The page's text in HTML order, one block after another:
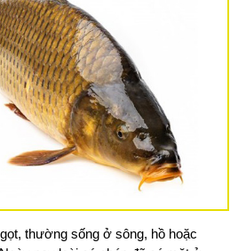
thường sống ở sông, hồ hoặc